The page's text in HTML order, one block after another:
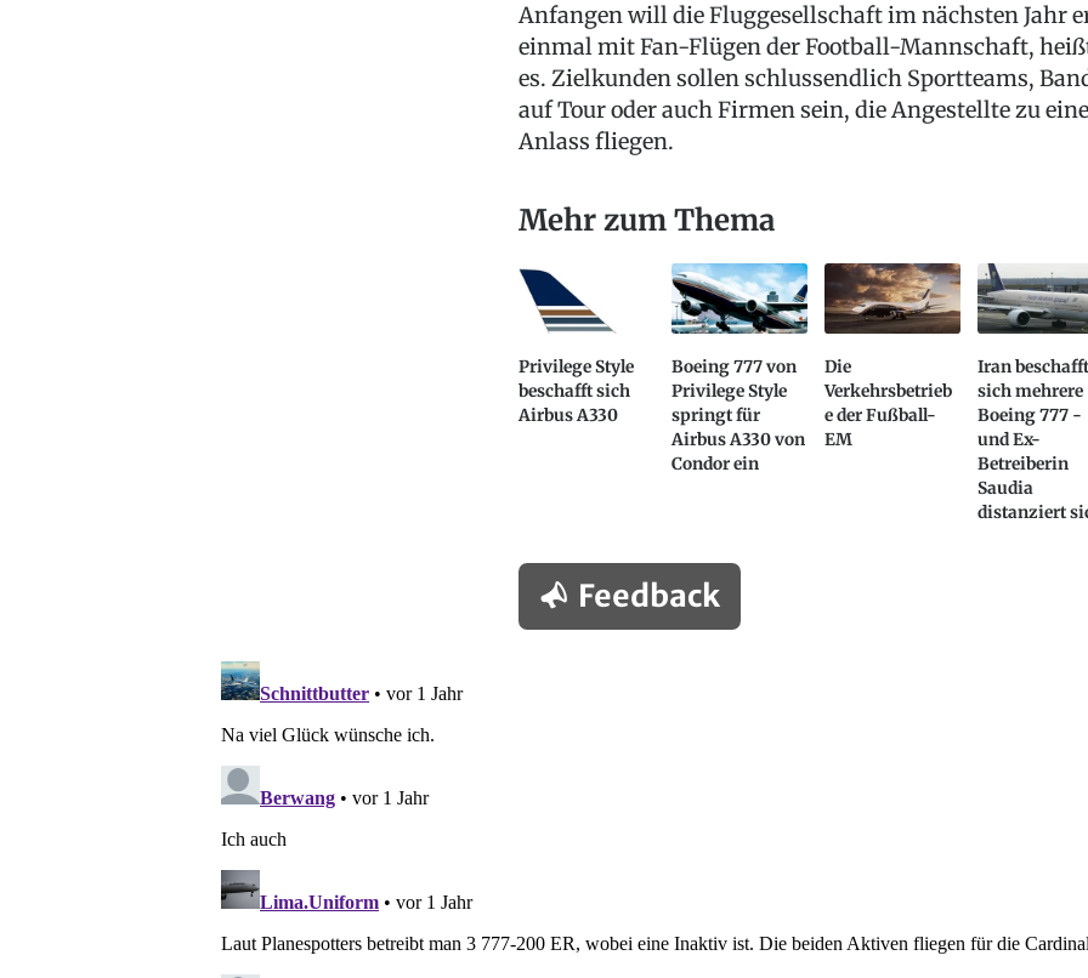
Anfangen will die Fluggesellschaft im nächsten Jahr
einmal mit Fan-Flügen der Football-Mannschaft,
es. Zielkunden sollen schlussendlich Sportteams,
auf Tour oder auch Firmen sein, die Angestellte zu
Anlass fliegen.
Mehr zum Thema
Privilege Style
beschafft sich
Airbus A330
Boeing 777 von
Privilege Style
springt für
Airbus A330 von
Condor ein
Die
Verkehrsbetrieb
e der Fußball-
EM
Iran
sich mehrere
Boeing 777 -
und Ex-
Betreiberin
Saudia
distanziert
Feedback